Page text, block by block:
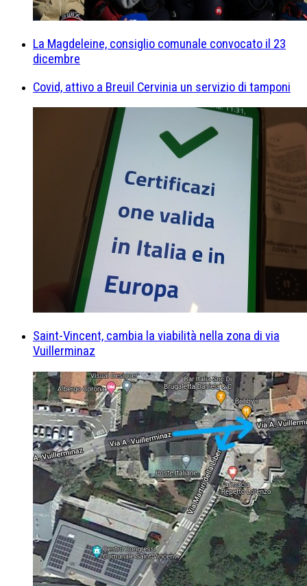
La Magdeleine, consiglio comunale convocato il 23
dicembre
Covid, attivo a Breuil Cervinia un servizio di tamponi
Saint-Vincent, cambia la viabilità nella zona di via
Vuillerminaz